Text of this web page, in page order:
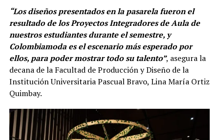
“Los diseños presentados en la pasarela fueron el
resultado de los Proyectos Integradores de Aula de
nuestros estudiantes durante el semestre, y
Colombiamoda es el escenario más esperado por
ellos, para poder mostrar todo su talento”, asegura la
decana de la Facultad de Producción y Diseño de la
Institución Universitaria Pascual Bravo, Lina María Ortiz
Quimbay.